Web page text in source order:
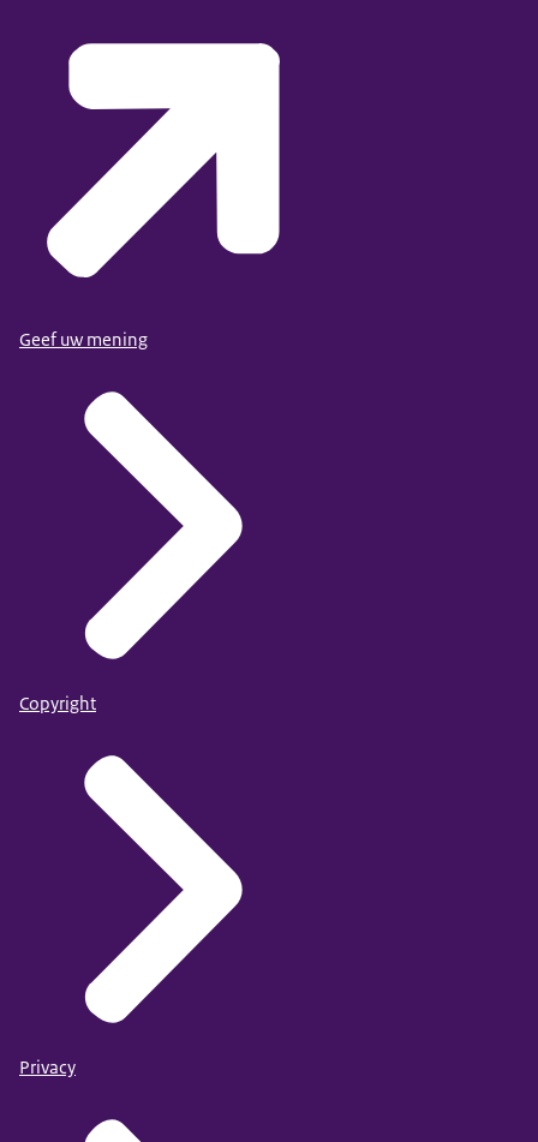
Geef uw mening
Copyright
Privacy